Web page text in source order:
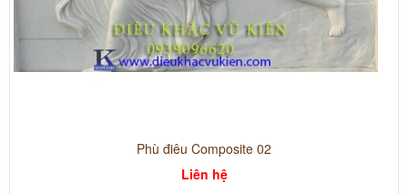
Phù điêu Composite 02
Liên hệ